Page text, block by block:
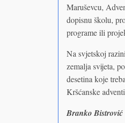
Maruševcu,
dopisnu školu,
programe ili
Na svjetskoj
zemalja svijeta,
desetina koje
Kršćanske
Branko Bistrović